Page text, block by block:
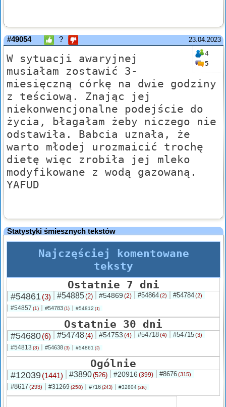
23.04.2023
#49054 ?
4
5
W sytuacji awaryjnej
musiałam zostawić 3-
miesięczną córkę na dwie godziny
z teściową. Znając jej
niekonwencjonalne podejście do
życia, błagałam żeby niczego nie
odstawiła. Babcia uznała, że
warto młodej urozmaicić trochę
dietę więc zrobiła jej mleko
modyfikowane z wodą gazowaną.
YAFUD
Statystyki śmiesznych tekstów
Najczęściej komentowane
teksty
Ostatnie 7 dni
#54861(3) #54885(2) #54869 (2) #54864(2) #54784(2)
#54857 (1) #54783 (1) #54812 (1)
Ostatnie 30 dni
#54680(6) #54748(4) #54753 (4) #54718(4) #54715(3)
#54813 (3) #54638 (3) #54861 (3)
Ogólnie
#12039(1441) #3890(526) #20916 (399) #8676(315)
#8617(293) #31269 (258) #716 (243) #32804 (216)